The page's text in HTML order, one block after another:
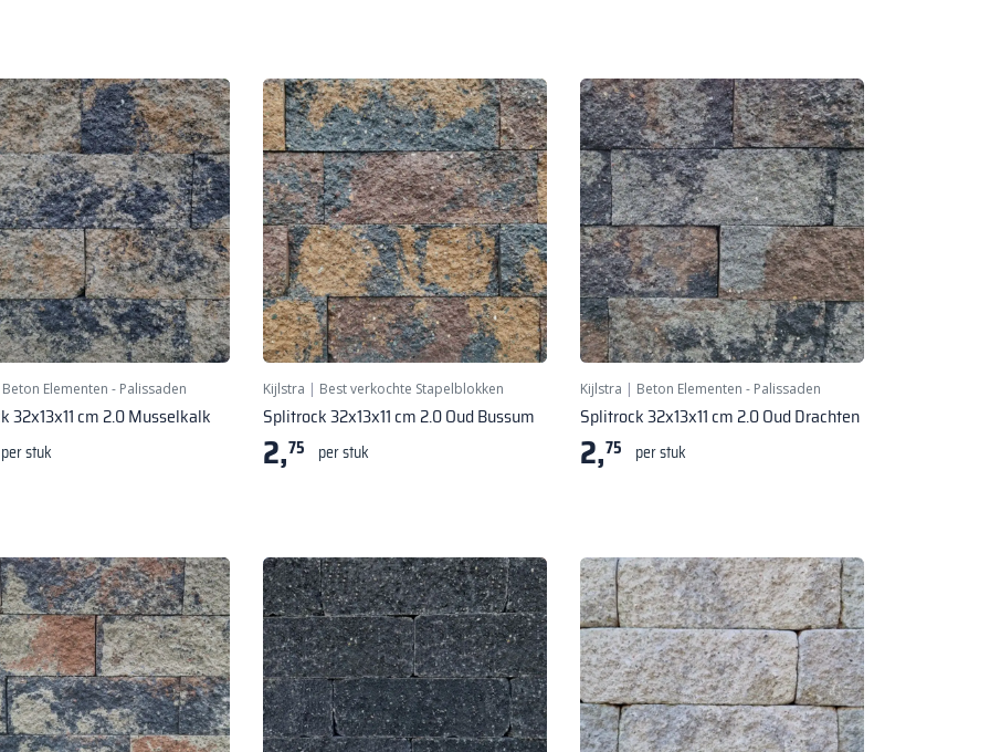
Beton Elementen - Palissaden
32x13x11 cm 2.0 Musselkalk
per stuk
Kijlstra | Best verkochte Stapelblokken
Splitrock 32x13x11 cm 2.0 Oud Bussum
2,75 per stuk
Kijlstra | Beton Elementen - Palissaden
Splitrock 32x13x11 cm 2.0 Oud Drachten
2,75 per stuk